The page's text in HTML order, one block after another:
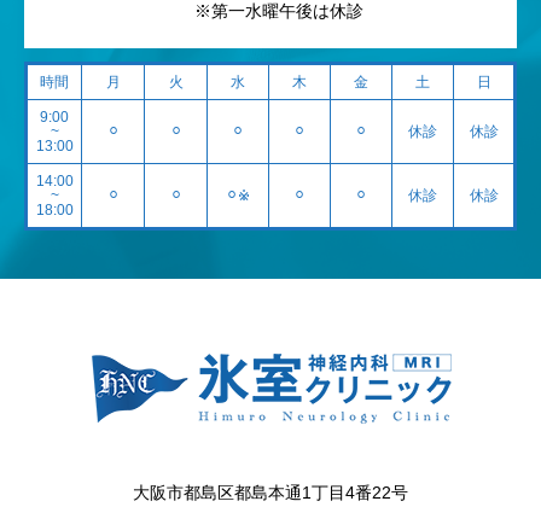
※第一水曜午後は休診
時間 月 火 水 木 金 土 日
9:00
~
13:00
⚪︎ ⚪︎ ⚪︎ ⚪︎ ⚪︎ 休診 休診
14:00
~
18:00
⚪︎ ⚪︎ ⚪︎※ ⚪︎ ⚪︎ 休診 休診
大阪市都島区都島本通1丁目4番22号